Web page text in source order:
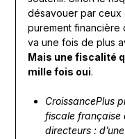
désavouer par ceux
purement financière
va une fois de plus
Mais une fiscalité
mille fois oui.
CroissancePlus
fiscale française
directeurs :